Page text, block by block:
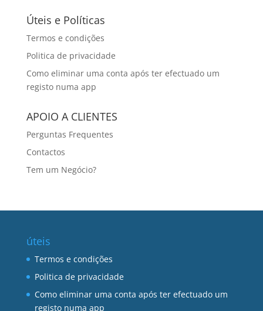
Úteis e Políticas
Termos e condições
Politica de privacidade
Como eliminar uma conta após ter efectuado um
registo numa app
APOIO A CLIENTES
Perguntas Frequentes
Contactos
Tem um Negócio?
úteis
Termos e condições
Politica de privacidade
Como eliminar uma conta após ter efectuado um
registo numa app